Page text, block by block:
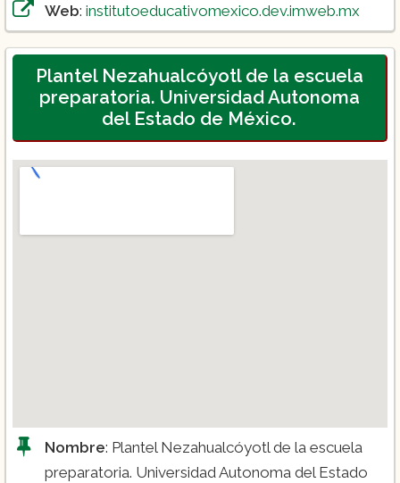
Web: institutoeducativomexico.dev.imweb.mx
Plantel Nezahualcóyotl de la escuela
preparatoria. Universidad Autonoma
del Estado de México.
Nombre: Plantel Nezahualcóyotl de la escuela
preparatoria. Universidad Autonoma del Estado